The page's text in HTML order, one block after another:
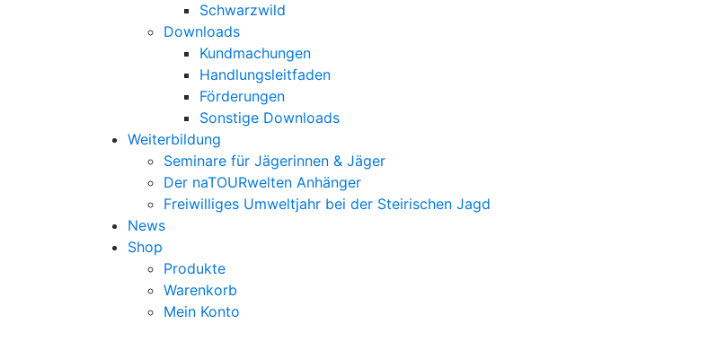
Schwarzwild
Downloads
Kundmachungen
Handlungsleitfaden
Förderungen
Sonstige Downloads
Weiterbildung
Seminare für Jägerinnen & Jäger
Der naTOURwelten Anhänger
Freiwilliges Umweltjahr bei der Steirischen Jagd
News
Shop
Produkte
Warenkorb
Mein Konto